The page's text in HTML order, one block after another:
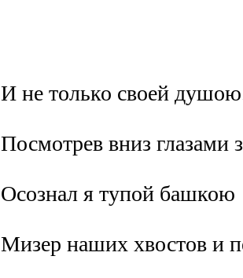
И не только своей
Посмотрев вниз глазами
Осознал я тупой башкою
Мизер наших хвостов и